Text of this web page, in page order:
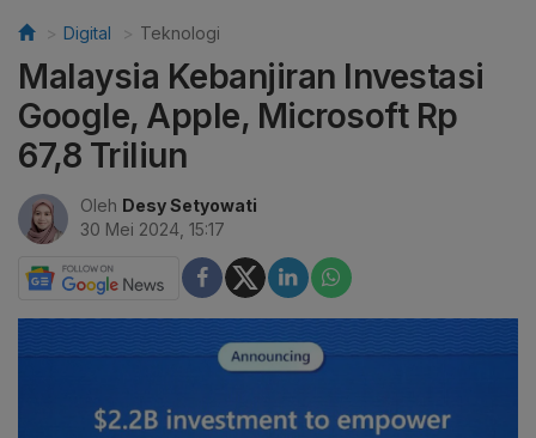
Digital Teknologi
Malaysia Kebanjiran Investasi
Google, Apple, Microsoft Rp
67,8 Triliun
Oleh Desy Setyowati
30 Mei 2024, 15:17